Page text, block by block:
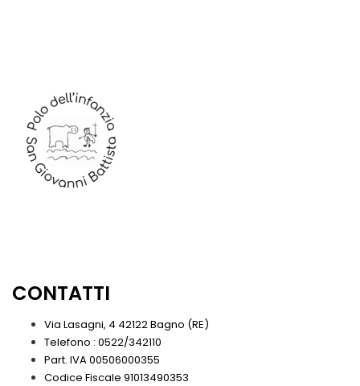
CONTATTI
Via Lasagni, 4 42122 Bagno (RE)
Telefono : 0522/342110
Part. IVA 00506000355
Codice Fiscale 91013490353